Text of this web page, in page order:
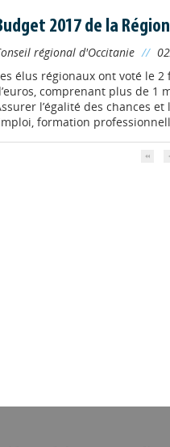
2017 de la
régional d'Occitanie //
élus régionaux ont voté le
comprenant plus de 1
l’égalité des chances et
formation